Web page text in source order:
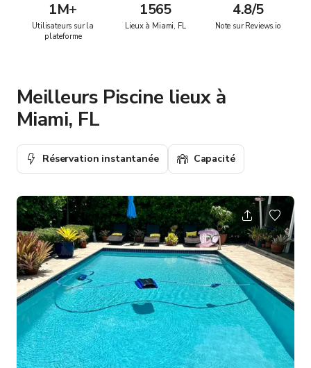
1M+
Utilisateurs sur la
plateforme
1565
Lieux à Miami, FL
4.8/5
Note sur Reviews.io
Meilleurs Piscine lieux à
Miami, FL
Réservation instantanée Capacité